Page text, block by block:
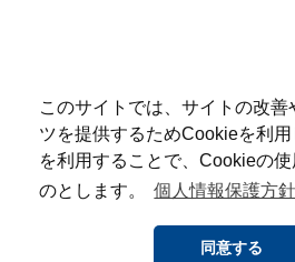
このサイトでは、サイトの改善
ツを提供するためCookieを利用
を利用することで、Cookieの
のとします。
個人情報保護方針
同意する